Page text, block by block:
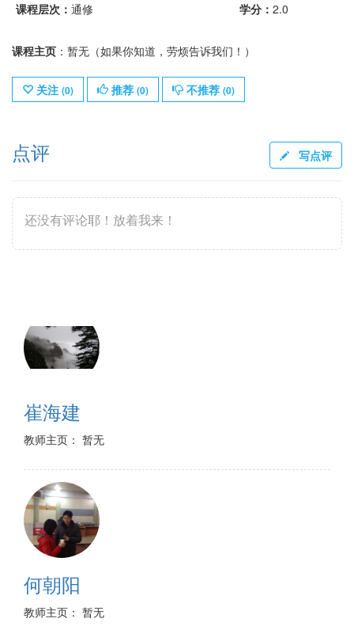
课程层次： 通修 学分： 2.0
课程主页 ：暂无（如果你知道，劳烦告诉我们！）
关注 (0) 推荐 (0) 不推荐 (0)
点评 写点评
还没有评论耶！放着我来！
崔海建
教师主页： 暂无
何朝阳
教师主页： 暂无